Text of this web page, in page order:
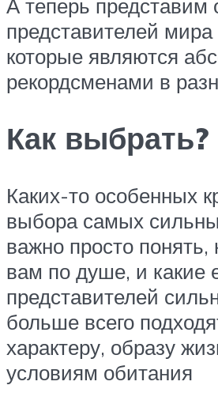
А теперь представим
представителей мира
которые являются
рекордсменами в
Как выбрать?
Каких-то особенных
выбора самых
важно просто понять,
вам по душе, и какие
представителей
больше всего
характеру, образу
условиям обитания